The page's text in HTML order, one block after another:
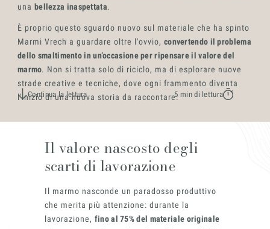
Progetti
una bellezza inaspettata.
È proprio questo sguardo nuovo sul materiale che ha spinto
Marmi Vrech a guardare oltre l'ovvio, convertendo il problema
dello smaltimento in un’occasione per ripensare il valore del
marmo. Non si tratta solo di riciclo, ma di esplorare nuove
strade creative e tecniche, dove ogni frammento diventa
l'inizio di una nuova storia da raccontare.
Continua la lettura 5 min di lettura
Il valore nascosto degli
scarti di lavorazione
Il marmo nasconde un paradosso produttivo
che merita più attenzione: durante la
lavorazione, fino al 75% del materiale originale